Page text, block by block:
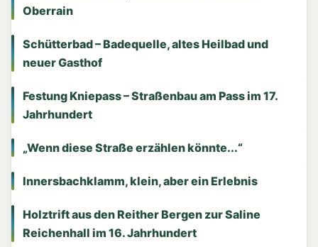
Oberrain
Schütterbad – Badequelle, altes Heilbad und
neuer Gasthof
Festung Kniepass – Straßenbau am Pass im 17.
Jahrhundert
„Wenn diese Straße erzählen könnte...“
Innersbachklamm, klein, aber ein Erlebnis
Holztrift aus den Reither Bergen zur Saline
Reichenhall im 16. Jahrhundert